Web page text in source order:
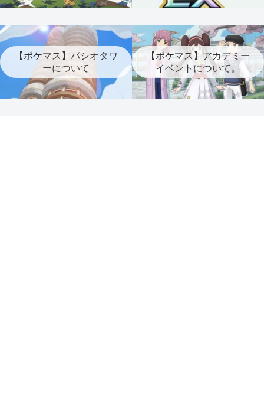
【ポケマス】パシオタワ
ーについて
【ポケマス】アカデミー
イベントについて。